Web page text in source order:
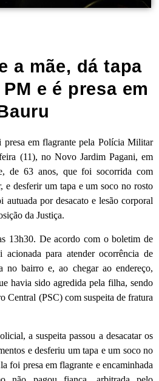
a mãe, dá tapa
e é presa em
em flagrante pela Polícia Militar
(11), no Novo Jardim Pagani, em
de 63 anos, que foi socorrida com
e desferir um tapa e um soco no rosto
por desacato e lesão corporal
da Justiça.
13h30. De acordo com o boletim de
para atender ocorrência de
no bairro e, ao chegar ao endereço,
havia sido agredida pela filha, sendo
Central (PSC) com suspeita de fratura
a suspeita passou a desacatar os
e desferiu um tapa e um soco no
foi presa em flagrante e encaminhada